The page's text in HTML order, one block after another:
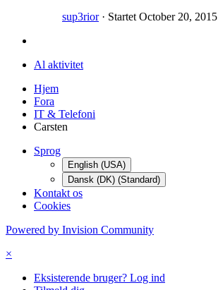
sup3rior· Startet October 20, 2015
Al aktivitet
Hjem
Fora
IT & Telefoni
Carsten
Sprog
English (USA)
Dansk (DK) (Standard)
Kontakt os
Cookies
Powered by Invision Community
×
Eksisterende bruger? Log ind